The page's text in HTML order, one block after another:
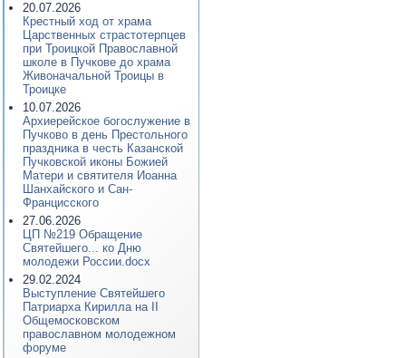
20.07.2026
Крестный ход от храма
Царственных страстотерпцев
при Троицкой Православной
школе в Пучкове до храма
Живоначальной Троицы в
Троицке
10.07.2026
Архиерейское богослужение в
Пучково в день Престольного
праздника в честь Казанской
Пучковской иконы Божией
Матери и святителя Иоанна
Шанхайского и Сан-
Францисского
27.06.2026
ЦП №219 Обращение
Святейшего... ко Дню
молодежи России.docx
29.02.2024
Выступление Святейшего
Патриарха Кирилла на II
Общемосковском
православном молодежном
форуме